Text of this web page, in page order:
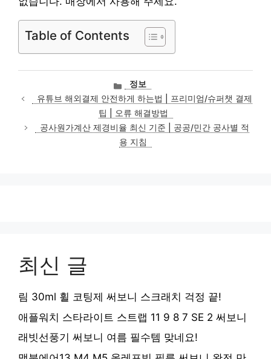
Table of Contents
카
테
고
리
정보
유튜브 해외결제 안전하게 하는법 | 프리미엄/슈퍼챗 결제
팁 | 오류 해결방법
공사원가계산 제경비율 최신 기준 | 공공/민간 공사별 적
용 지침
최신 글
림 30ml 휠 코팅제 써보니 스크래치 걱정 끝!
애플워치 스타라이트 스트랩 11 9 8 7 SE 2 써보니
래빗선풍기 써보니 여름 필수템 맞네요!